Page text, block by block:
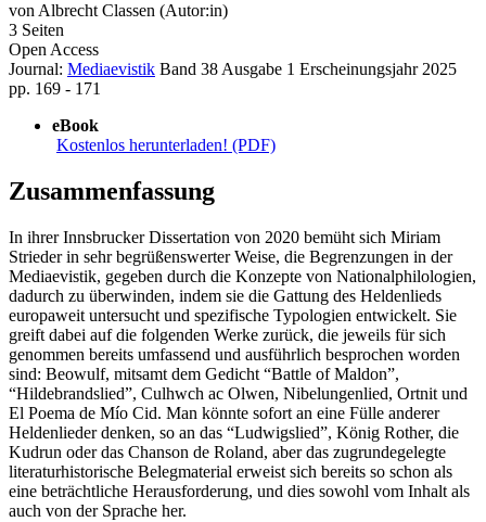
vonAlbrecht Classen (Autor:in)
3 Seiten
Open Access
Journal: Mediaevistik Band 38Ausgabe 1 Erscheinungsjahr 2025
pp. 169 - 171
eBook
Kostenlos herunterladen! (PDF)
Zusammenfassung
In ihrer Innsbrucker Dissertation von 2020 bemüht sich Miriam
Strieder in sehr begrüßenswerter Weise, die Begrenzungen in der
Mediaevistik, gegeben durch die Konzepte von Nationalphilologien,
dadurch zu überwinden, indem sie die Gattung des Heldenlieds
europaweit untersucht und spezifische Typologien entwickelt. Sie
greift dabei auf die folgenden Werke zurück, die jeweils für sich
genommen bereits umfassend und ausführlich besprochen worden
sind: Beowulf, mitsamt dem Gedicht “Battle of Maldon”,
“Hildebrandslied”, Culhwch ac Olwen, Nibelungenlied, Ortnit und
El Poema de Mío Cid. Man könnte sofort an eine Fülle anderer
Heldenlieder denken, so an das “Ludwigslied”, König Rother, die
Kudrun oder das Chanson de Roland, aber das zugrundegelegte
literaturhistorische Belegmaterial erweist sich bereits so schon als
eine beträchtliche Herausforderung, und dies sowohl vom Inhalt als
auch von der Sprache her.